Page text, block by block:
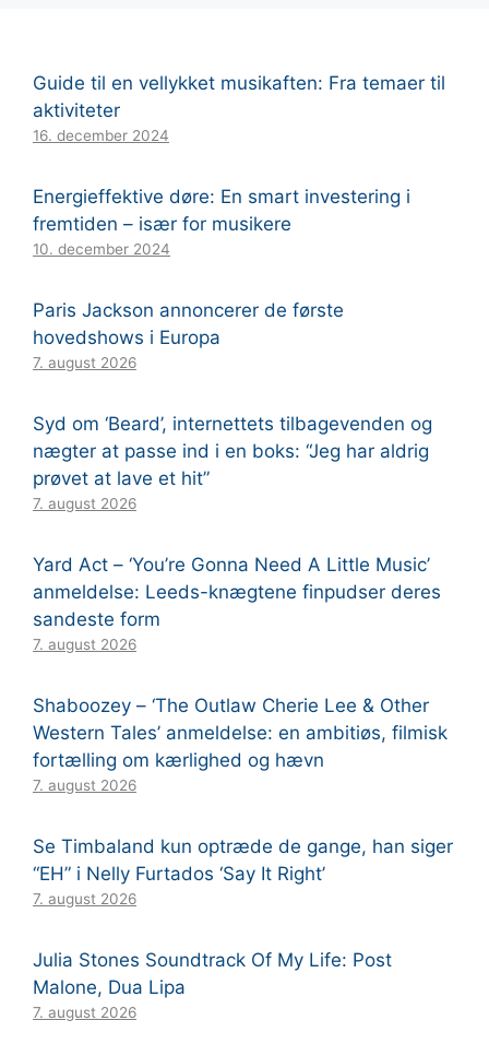
Guide til en vellykket musikaften: Fra temaer til
aktiviteter
16. december 2024
Energieffektive døre: En smart investering i
fremtiden – især for musikere
10. december 2024
Paris Jackson annoncerer de første
hovedshows i Europa
7. august 2026
Syd om ‘Beard’, internettets tilbagevenden og
nægter at passe ind i en boks: “Jeg har aldrig
prøvet at lave et hit”
7. august 2026
Yard Act – ‘You’re Gonna Need A Little Music’
anmeldelse: Leeds-knægtene finpudser deres
sandeste form
7. august 2026
Shaboozey – ‘The Outlaw Cherie Lee & Other
Western Tales’ anmeldelse: en ambitiøs, filmisk
fortælling om kærlighed og hævn
7. august 2026
Se Timbaland kun optræde de gange, han siger
“EH” i Nelly Furtados ‘Say It Right’
7. august 2026
Julia Stones Soundtrack Of My Life: Post
Malone, Dua Lipa
7. august 2026